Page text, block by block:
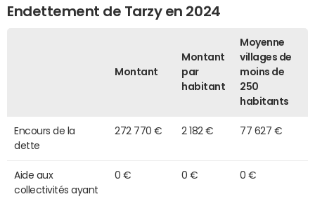
Endettement de Tarzy en 2024
Montant
Montant
par
habitant
Moyenne
villages de
moins de
250
habitants
Encours de la
dette
272 770 € 2 182 € 77 627 €
Aide aux
collectivités ayant
0 € 0 € 0 €